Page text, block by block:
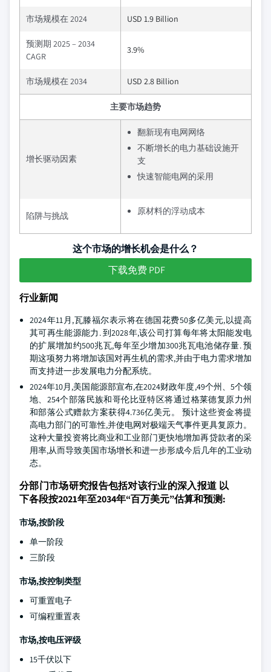
市场规模在 2024 USD 1.9 Billion
预测期 2025 – 2034
CAGR
3.9%
市场规模在 2034 USD 2.8 Billion
主要市场趋势
增长驱动因素
翻新现有电网网络
不断增长的电力基础设施开
支
快速智能电网的采用
陷阱与挑战 原材料的浮动成本
这个市场的增长机会是什么？
下载免费 PDF
行业新闻
2024年11月,瓦滕福尔表示将在德国花费50多亿美元,以提高
其可再生能源能力. 到2028年,该公司打算每年将太阳能发电
的扩展增加约500兆瓦,每年至少增加300兆瓦电池储存量. 预
期这项努力将增加该国对再生机的需求,并由于电力需求增加
而支持进一步发展电力分配系统。
2024年10月,美国能源部宣布,在2024财政年度,49个州、5个领
地、254个部落民族和哥伦比亚特区将通过格莱德复原力州
和部落公式赠款方案获得4.736亿美元。 预计这些资金将提
高电力部门的可靠性,并使电网对极端天气事件更具复原力。
这种大量投资将比商业和工业部门更快地增加再贷款者的采
用率,从而导致美国市场增长和进一步形成今后几年的工业动
态。
分部门市场研究报告包括对该行业的深入报道 以
下各段按2021年至2034年“百万美元”估算和预测:
市场,按阶段
单一阶段
三阶段
市场,按控制类型
可重置电子
可编程重置表
市场,按电压评级
15千伏以下